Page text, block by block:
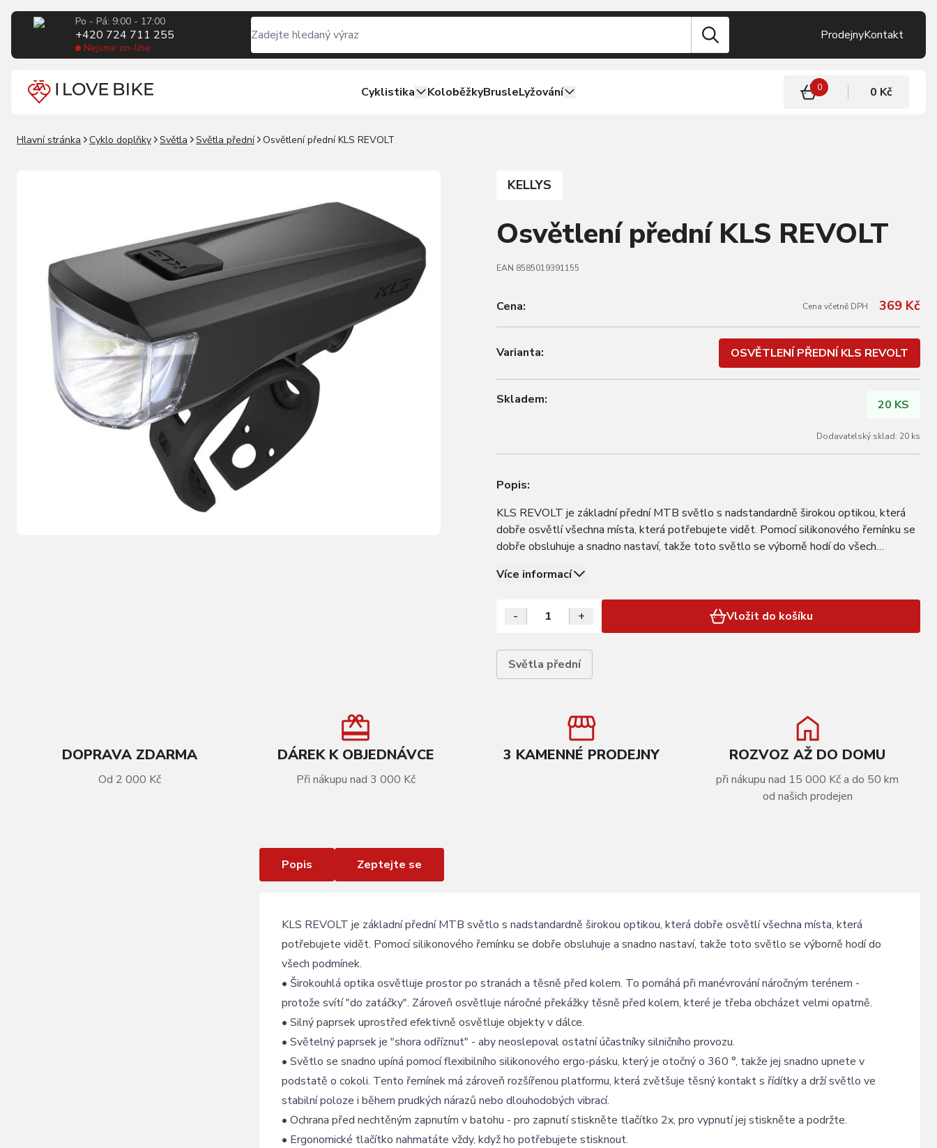
Po - Pá: 9:00 - 17:00
+420 724 711 255
Nejsme on-line
ProdejnyKontakt
Cyklistika KoloběžkyBrusleLyžování 0 0 Kč
Hlavní stránka Cyklo doplňky Světla Světla přední Osvětlení přední KLS REVOLT
KELLYS
Osvětlení přední KLS REVOLT
EAN 8585019391155
Cena: Cena včetně DPH 369 Kč
Varianta: OSVĚTLENÍ PŘEDNÍ KLS REVOLT
Skladem: 20 KS
Dodavatelský sklad: 20 ks
Popis:
KLS REVOLT je základní přední MTB světlo s nadstandardně širokou optikou, která
dobře osvětlí všechna místa, která potřebujete vidět. Pomocí silikonového řemínku se
dobře obsluhuje a snadno nastaví, takže toto světlo se výborně hodí do všech
Více informací
- + Vložit do košíku
Světla přední
DOPRAVA ZDARMA
Od 2 000 Kč
DÁREK K OBJEDNÁVCE
Při nákupu nad 3 000 Kč
3 KAMENNÉ PRODEJNY ROZVOZ AŽ DO DOMU
při nákupu nad 15 000 Kč a do 50 km
od našich prodejen
Popis Zeptejte se
KLS REVOLT je základní přední MTB světlo s nadstandardně širokou optikou, která dobře osvětlí všechna místa, která
potřebujete vidět. Pomocí silikonového řemínku se dobře obsluhuje a snadno nastaví, takže toto světlo se výborně hodí do
všech podmínek.
• Širokouhlá optika osvětluje prostor po stranách a těsně před kolem. To pomáhá při manévrování náročným terénem -
protože svítí "do zatáčky". Zároveň osvětluje náročné překážky těsně před kolem, které je třeba obcházet velmi opatrně.
• Silný paprsek uprostřed efektivně osvětluje objekty v dálce.
• Světelný paprsek je "shora odříznut" - aby neoslepoval ostatní účastníky silničního provozu.
• Světlo se snadno upíná pomocí flexibilního silikonového ergo-pásku, který je otočný o 360 °, takže jej snadno upnete v
podstatě o cokoli. Tento řemínek má zároveň rozšířenou platformu, která zvětšuje těsný kontakt s řídítky a drží světlo ve
stabilní poloze i během prudkých nárazů nebo dlouhodobých vibrací.
• Ochrana před nechtěným zapnutím v batohu - pro zapnutí stiskněte tlačítko 2x, pro vypnutí jej stiskněte a podržte.
• Ergonomické tlačítko nahmatáte vždy, když ho potřebujete stisknout.